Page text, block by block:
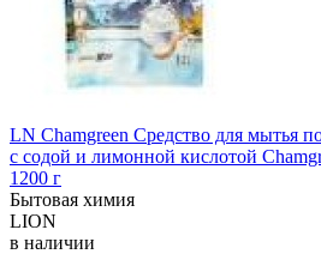
LN Chamgreen Средство для мытья
с содой и лимонной кислотой
1200 г
Бытовая химия
LION
в наличии